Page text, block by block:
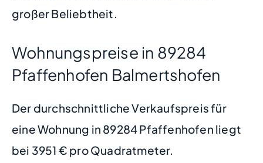
großer Beliebtheit.
Wohnungspreise in 89284
Pfaffenhofen Balmertshofen
Der durchschnittliche Verkaufspreis für
eine Wohnung in 89284 Pfaffenhofen liegt
bei 3951 € pro Quadratmeter.